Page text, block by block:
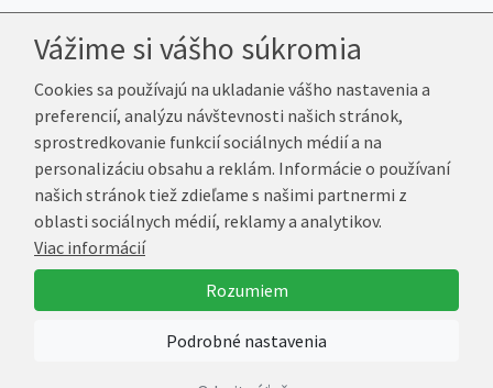
Telefón:+421 222 205 863
E-mail:info@k-sosovky.sk
Reklamačná adresa
Andrea Votavová
Revoluční 1017
290 01 Poděbrady
Česká republika
VytvorilMarek Kebza
Vážime si vášho súkromia
Cookies sa používajú na ukladanie vášho nastavenia a
preferencií, analýzu návštevnosti našich stránok,
sprostredkovanie funkcií sociálnych médií a na
personalizáciu obsahu a reklám. Informácie o používaní
našich stránok tiež zdieľame s našimi partnermi z
oblasti sociálnych médií, reklamy a analytikov.
Viac informácií
Rozumiem
Podrobné nastavenia